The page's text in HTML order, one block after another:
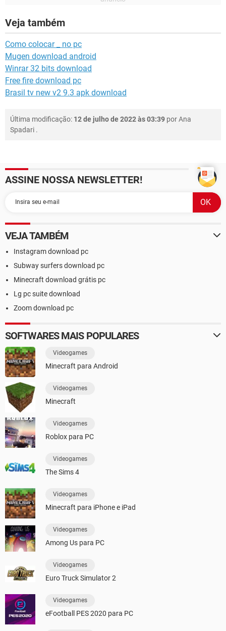
Veja também
Como colocar _ no pc
Mugen download android
Winrar 32 bits download
Free fire download pc
Brasil tv new v2 9.3 apk download
Última modificação: 12 de julho de 2022 às 03:39 porAna
Spadari .
ASSINE NOSSA NEWSLETTER!
VEJA TAMBÉM
Instagram download pc
Subway surfers download pc
Minecraft download grátis pc
Lg pc suite download
Zoom download pc
SOFTWARES MAIS POPULARES
Videogames
Minecraft para Android
Videogames
Minecraft
Videogames
Roblox para PC
Videogames
The Sims 4
Videogames
Minecraft para iPhone e iPad
Videogames
Among Us para PC
Videogames
Euro Truck Simulator 2
Videogames
eFootball PES 2020 para PC